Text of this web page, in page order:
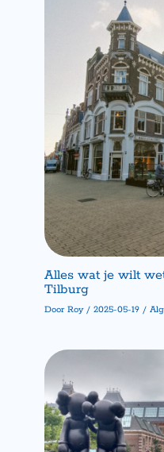
Alles wat je wilt
Tilburg
DoorRoy/2025-05-19/